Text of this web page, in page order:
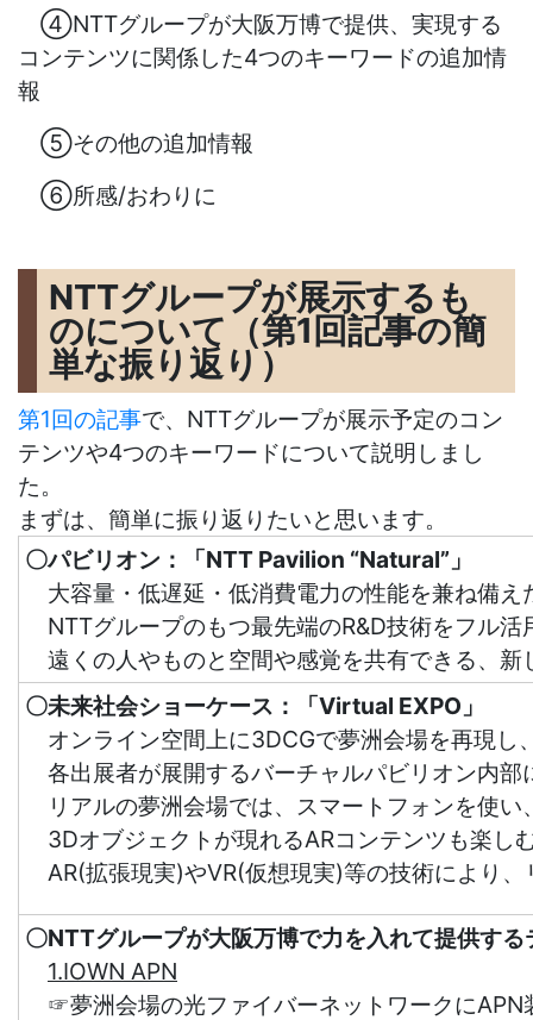
④NTTグループが大阪万博で提供、実現する
コンテンツに関係した4つのキーワードの追加情
報
⑤その他の追加情報
⑥所感/おわりに
NTTグループが展示するも
のについて（第1回記事の簡
単な振り返り）
第1回の記事で、NTTグループが展示予定のコン
テンツや4つのキーワードについて説明しまし
た。
まずは、簡単に振り返りたいと思います。
〇パビリオン：「NTT Pavilion “Natural”」
大容量・低遅延・低消費電力の性能を兼ね備え
NTTグループのもつ最先端のR&D技術をフル
遠くの人やものと空間や感覚を共有できる、新
〇未来社会ショーケース：「Virtual EXPO」
オンライン空間上に3DCGで夢洲会場を再現し
各出展者が展開するバーチャルパビリオン内
リアルの夢洲会場では、スマートフォンを使い
3Dオブジェクトが現れるARコンテンツも楽し
AR(拡張現実)やVR(仮想現実)等の技術により
〇NTTグループが大阪万博で力を入れて提供す
1.IOWN APN
☞夢洲会場の光ファイバーネットワークに